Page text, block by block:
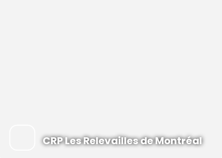
Accès au Wifi et à des jeux de société
CRP Les Relevailles de Montréal